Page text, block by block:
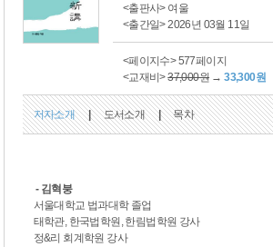
<출판사> 여울
<출간일> 2026년 03월 11일
<페이지수> 577페이지
<교재비>37,000원 →33,300원
저자소개 | 도서소개 | 목차
- 김혁붕
서울대학교 법과대학 졸업
태학관, 한국법학원, 한림법학원 강사
정&리 회계학원 강사